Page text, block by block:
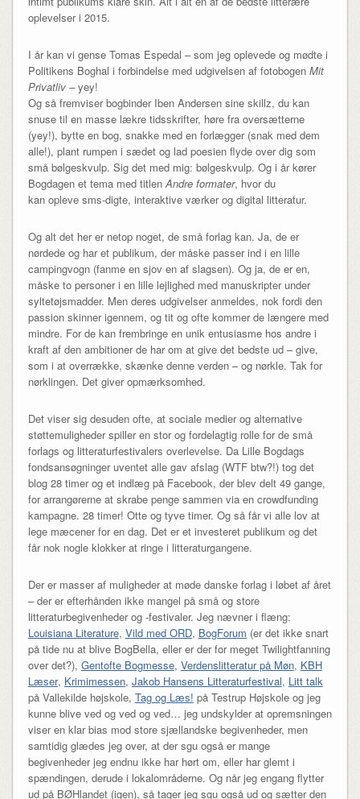
oplevelser i 2015.
I år kan vi gense Tomas Espedal – som jeg oplevede og mødte i
Politikens Boghal i forbindelse med udgivelsen af fotobogen Mit
Privatliv –yey!
Og så fremviser bogbinder Iben Andersen sine skillz, du kan
snuse til en masse lækre tidsskrifter, høre fra oversætterne
(yey!), bytte en bog, snakke med en forlægger (snak med dem
alle!), plant rumpen i sædet og lad poesien flyde over dig som
små bølgeskvulp. Sig det med mig: bølgeskvulp. Og i år kører
Bogdagen et tema med titlenAndre formater, hvor du
kan opleve sms-digte, interaktive værker og digital litteratur.
Og alt det her er netop noget, de små forlag kan. Ja, de er
nørdede og har et publikum, der måske passer ind i en lille
campingvogn (fanme en sjov en af slagsen). Og ja, de er en,
måske to personer i en lille lejlighed med manuskripter under
syltetøjsmadder. Men deres udgivelser anmeldes, nok fordi den
passion skinner igennem, og tit og ofte kommer de længere med
mindre. For de kan frembringe en unik entusiasme hos andre i
kraft af den ambitioner de har om at give det bedste ud – give,
som i at overrække, skænke denne verden – og nørkle. Tak for
nørklingen. Det giver opmærksomhed.
Det viser sig desuden ofte, at sociale medier og alternative
støttemuligheder spiller en stor og fordelagtig rolle for de små
forlags og litteraturfestivalers overlevelse. Da Lille Bogdags
fondsansøgninger uventet alle gav afslag (WTF btw?!) tog det
blog 28 timer og et indlæg på Facebook, der blev delt 49 gange,
for arrangørerne at skrabe penge sammen via en crowdfunding
kampagne. 28 timer! Otte og tyve timer. Og så får vi alle lov at
lege mæcener for en dag. Det er et investeret publikum og det
får nok nogle klokker at ringe i litteraturgangene.
Der er masser af muligheder at møde danske forlag i løbet af året
– der er efterhånden ikke mangel på små og store
litteraturbegivenheder og -festivaler. Jeg nævner i flæng:
Louisiana Literature, Vild med ORD, BogForum (er det ikke snart
på tide nu at blive BogBella, eller er der for meget Twilightfanning
over det?), Gentofte Bogmesse, Verdenslitteratur på Møn, KBH
Læser, Krimimessen, Jakob Hansens Litteraturfestival, Litt talk
på Vallekilde højskole, Tag og Læs! på Testrup Højskole og jeg
kunne blive ved og ved og ved… jeg undskylder at opremsningen
viser en klar bias mod store sjællandske begivenheder, men
samtidig glædes jeg over, at der sgu også er mange
begivenheder jeg endnu ikke har hørt om, eller har glemt i
spændingen, derude i lokalområderne. Og når jeg engang flytter
ud på BØHlandet (igen), så tager jeg sgu også ud og sætter den